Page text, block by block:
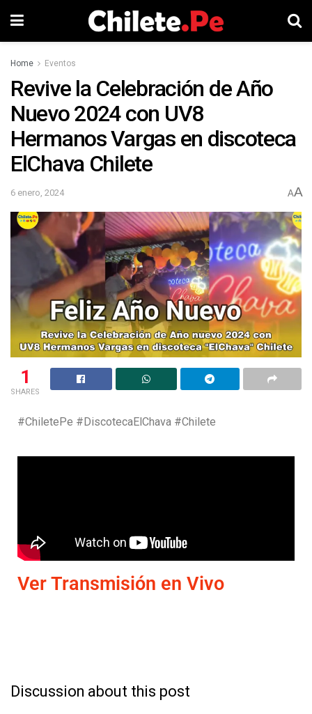
Home Eventos
Revive la Celebración de Año
Nuevo 2024 con UV8
Hermanos Vargas en discoteca
ElChava Chilete
6 enero, 2024 AA
1
SHARES
#ChiletePe #DiscotecaElChava #Chilete
Ver Transmisión en Vivo
Discussion about this post